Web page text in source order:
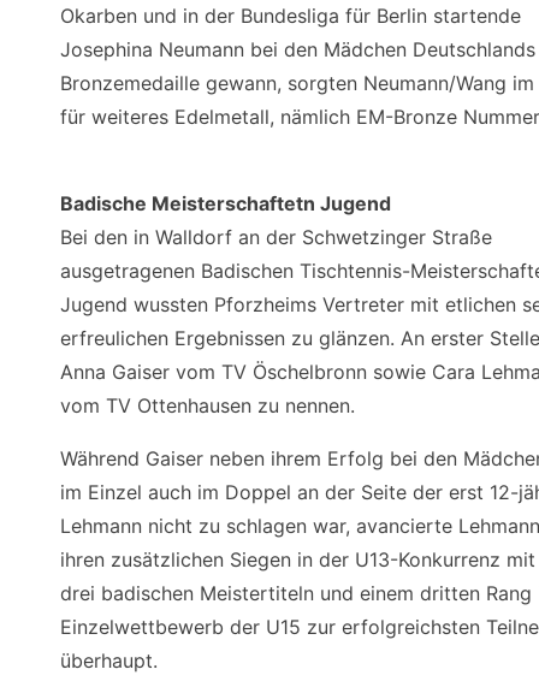
Okarben und in der Bundesliga für Berlin startende
Josephina Neumann bei den Mädchen
Bronzemedaille gewann, sorgten Neumann/Wang
für weiteres Edelmetall, nämlich EM-Bronze
Badische Meisterschaftetn Jugend
Bei den in Walldorf an der Schwetzinger Straße
ausgetragenen Badischen Tischtennis-
Jugend wussten Pforzheims Vertreter mit etlichen
erfreulichen Ergebnissen zu glänzen. An erster
Anna Gaiser vom TV Öschelbronn sowie Cara
vom TV Ottenhausen zu nennen.
Während Gaiser neben ihrem Erfolg bei den
im Einzel auch im Doppel an der Seite der erst 12-
Lehmann nicht zu schlagen war, avancierte
ihren zusätzlichen Siegen in der U13-Konkurrenz
drei badischen Meistertiteln und einem dritten Rang
Einzelwettbewerb der U15 zur erfolgreichsten
überhaupt.